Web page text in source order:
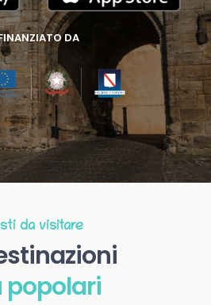
DA
da visitare
popolari